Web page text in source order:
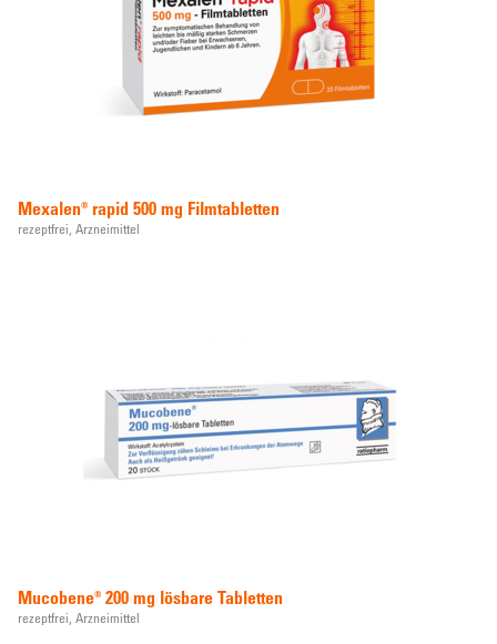
Mexalen® rapid 500 mg Filmtabletten
rezeptfrei, Arzneimittel
Mucobene® 200 mg lösbare Tabletten
rezeptfrei, Arzneimittel